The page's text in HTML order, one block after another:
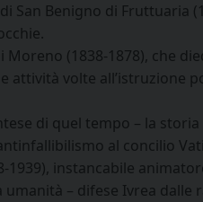
San Benigno di Fruttuaria
Moreno (1838-1878), che
attività volte all’istruzione
di quel tempo – la
al concilio
1939), instancabile
– difese Ivrea dalle